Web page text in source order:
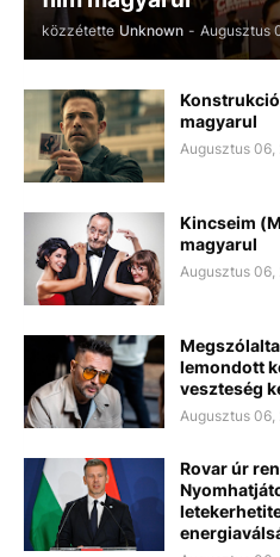
közzétette Unknown - Augusztus
magyarul
Augusztus 06,
Kincseim
magyarul
Augusztus 06,
lemondott
veszteség
Augusztus 06,
Rovar úr